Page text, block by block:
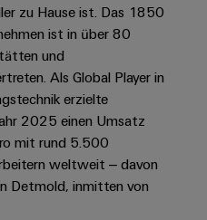
zu Hause ist. Das 1850
ist in über 80
und
Als Global Player in
erzielte
2025 einen Umsatz
mit rund 5.500
weltweit – davon
Detmold, inmitten von